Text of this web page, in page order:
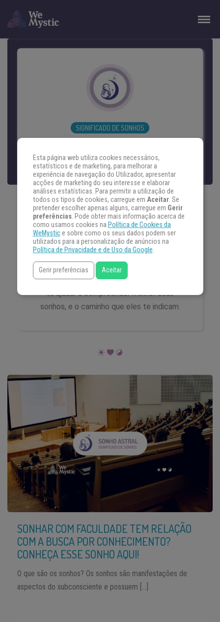
SIGNIFICADO DE SONHOS
Sonho Astral é um site dedicado ao
significado dos seus sonhos,
espiritualidade, astrologia, numerologia e
esoterismo. Nossa equipe de redação é
aficionada pelos assuntos que
publicamos, e está sempre em busca de
produzir os melhores conteúdos do
segmento, voltados completamente para
te ajudar a compreender melhor seus
sonhos, e o caminho que eles te indicam.
SONHAR COM FACULDADE TEM RELAÇÃO
COM A BUSCA POR CONHECIMENTO?
CONHEÇA ESSE SONHO AQUI!
O que são os sonhos? Os sonhos são manifestações de
aspectos do subconsciente e possuem […]
Esta página web utiliza cookies necessários,
estatísticos e de marketing, para melhorar a
experiência de navegação do Utilizador, apresentar
acções de marketing do seu interesse e elaborar
análises estatísticas. Para permitir a utilização de
todos os tipos de cookies, carregue em Aceitar. Se
pretender escolher apenas alguns, carregue em Gerir
preferências. Pode obter mais informação acerca de
como usamos cookies na Política de Cookies da
WeMystice sobre como os seus dados podem ser
utilizados para a personalização de anúncios na
Política de Privacidade e de Uso da Google.
Gerir preferências Aceitar